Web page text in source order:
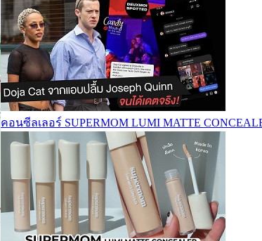
คอนซีลเลอร์ SUPERMOM LUMI MATTE